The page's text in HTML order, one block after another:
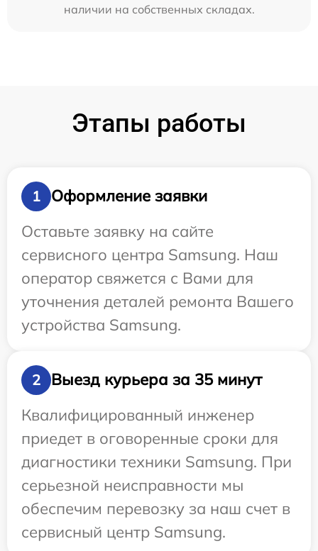
наличии на собственных складах.
Этапы работы
1
Оформление заявки
Оставьте заявку на сайте
сервисного центра Samsung. Наш
оператор свяжется с Вами для
уточнения деталей ремонта Вашего
устройства Samsung.
2
Выезд курьера за 35 минут
Квалифицированный инженер
приедет в оговоренные сроки для
диагностики техники Samsung. При
серьезной неисправности мы
обеспечим перевозку за наш счет в
сервисный центр Samsung.